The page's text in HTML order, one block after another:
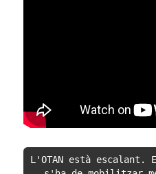
L'OTAN està escalant.